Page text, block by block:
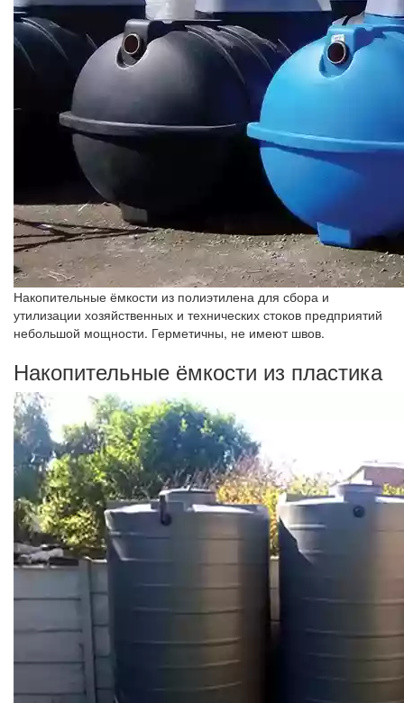
Накопительные ёмкости из полиэтилена для сбора и
утилизации хозяйственных и технических стоков предприятий
небольшой мощности. Герметичны, не имеют швов.
Накопительные ёмкости из пластика